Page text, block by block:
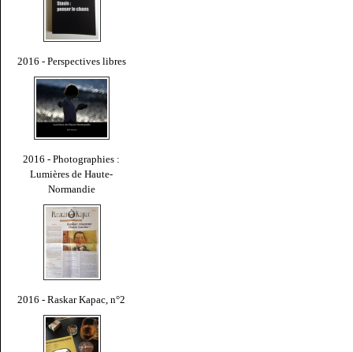
2016 - Perspectives libres
2016 - Photographies :
Lumières de Haute-
Normandie
2016 - Raskar Kapac, n°2